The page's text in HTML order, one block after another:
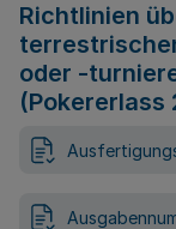
Richtlinien
oder -
(Pokererlass